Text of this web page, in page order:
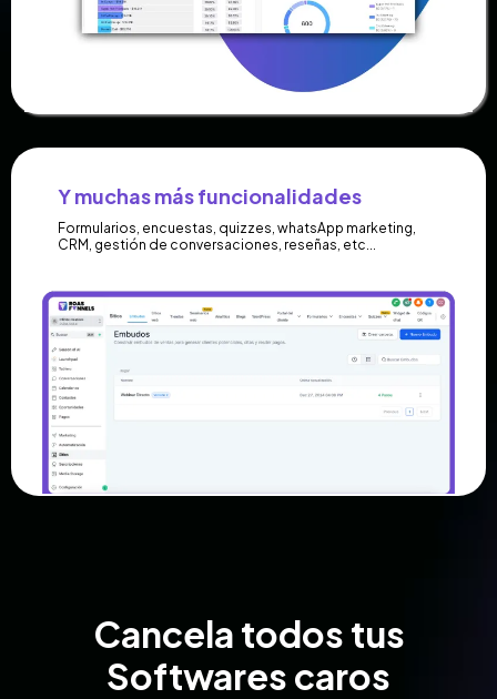
Y muchas más funcionalidades
Formularios, encuestas, quizzes, whatsApp marketing,
CRM, gestión de conversaciones, reseñas, etc...
Cancela todos tus
Softwares caros